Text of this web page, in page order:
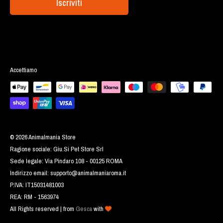
Iscriviti
Accettiamo
© 2026 Animalmania Store
Ragione sociale: Giu.Si Pet Store Srl
Sede legale: Via Pindaro 108 - 00125 ROMA
Indirizzo email: supporto@animalmaniaroma.it
P.IVA: IT15031481003
REA: RM - 1563974
All Rights reserved | from Gescawith